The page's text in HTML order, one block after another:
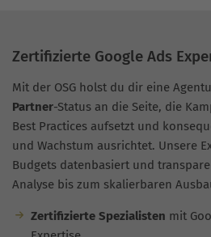
Zertifizierte Google Ads
Mit der OSG holst du dir eine
Partner-Status an die Seite, die
Best Practices aufsetzt und
und Wachstum ausrichtet. Unsere
Budgets datenbasiert und
Analyse bis zum skalierbaren
Zertifizierte Spezialisten mit